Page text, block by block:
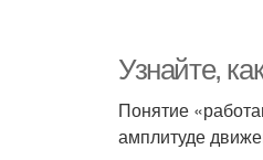
Узнайте,
Понятие
амплитуде